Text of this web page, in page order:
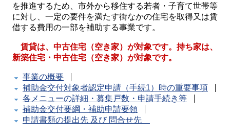
を推進するため、市外から移住する若者・子育て世帯等
に対し、一定の要件を満たす街なかの住宅を取得又は賃
借する費用の一部を補助する事業です。
賃貸は、中古住宅（空き家）が対象です。持ち家は、
新築住宅・中古住宅（空き家）が対象です。
事業の概要
補助金交付対象者認定申請（手続1）時の重要事項
各メニューの詳細・募集戸数・申請手続き等
補助金交付要綱・補助申請要領
申請書類の提出先 及び 問合せ先